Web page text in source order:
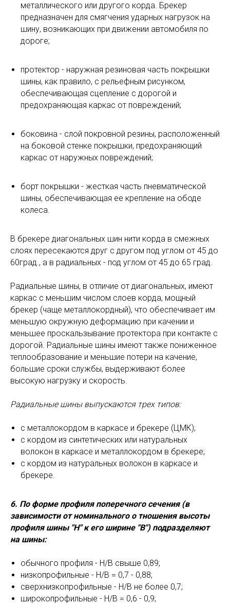
металлического или другого корда. Брекер
предназначен для смягчения ударных нагрузок на
шину, возникающих при движении автомобиля по
дороге;
протектор - наружная резиновая часть покрышки
шины, как правило, с рельефным рисунком,
обеспечивающая сцепление с дорогой и
предохраняющая каркас от повреждений;
боковина - слой покровной резины, расположенный
на боковой стенке покрышки, предохраняющий
каркас от наружных повреждений;
борт покрышки - жесткая часть пневматической
шины, обеспечивающая ее крепление на ободе
колеса.
В брекере диагональных шин нити корда в смежных
слоях пересекаются друг с другом под углом от 45 до
60град., а в радиальных - под углом от 45 до 65 град.
Радиальные шины, в отличие от диагональных, имеют
каркас с меньшим числом слоев корда, мощный
брекер (чаще металлокордный), что обеспечивает им
меньшую окружную деформацию при качении и
меньшее проскальзывание протектора при контакте с
дорогой. Радиальные шины имеют также пониженное
теплообразование и меньшие потери на качение,
большие сроки службы, выдерживают более
высокую нагрузку и скорость.
Радиальные шины выпускаются трех типов:
с металлокордом в каркасе и брекере (ЦМК);
с кордом из синтетических или натуральных
волокон в каркасе и металлокордом в брекере;
с кордом из натуральных волокон в каркасе и
брекере.
6. По форме профиля поперечного сечения (в
зависимости от номинального о тношения высоты
профиля шины "Н" к его ширине "В") подразделяют
на шины:
обычного профиля - Н/В свыше 0,89;
низкопрофильные - Н/В = 0,7 - 0,88;
сверхнизкопрофильные - Н/В не более 0,7;
широкопрофильные - Н/В = 0,6 - 0,9;